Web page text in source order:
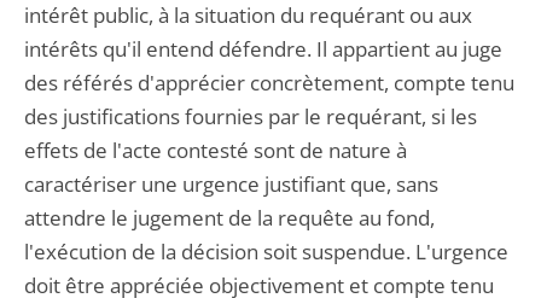
intérêt public, à la situation du requérant ou aux
intérêts qu'il entend défendre. Il appartient au juge
des référés d'apprécier concrètement, compte tenu
des justifications fournies par le requérant, si les
effets de l'acte contesté sont de nature à
caractériser une urgence justifiant que, sans
attendre le jugement de la requête au fond,
l'exécution de la décision soit suspendue. L'urgence
doit être appréciée objectivement et compte tenu